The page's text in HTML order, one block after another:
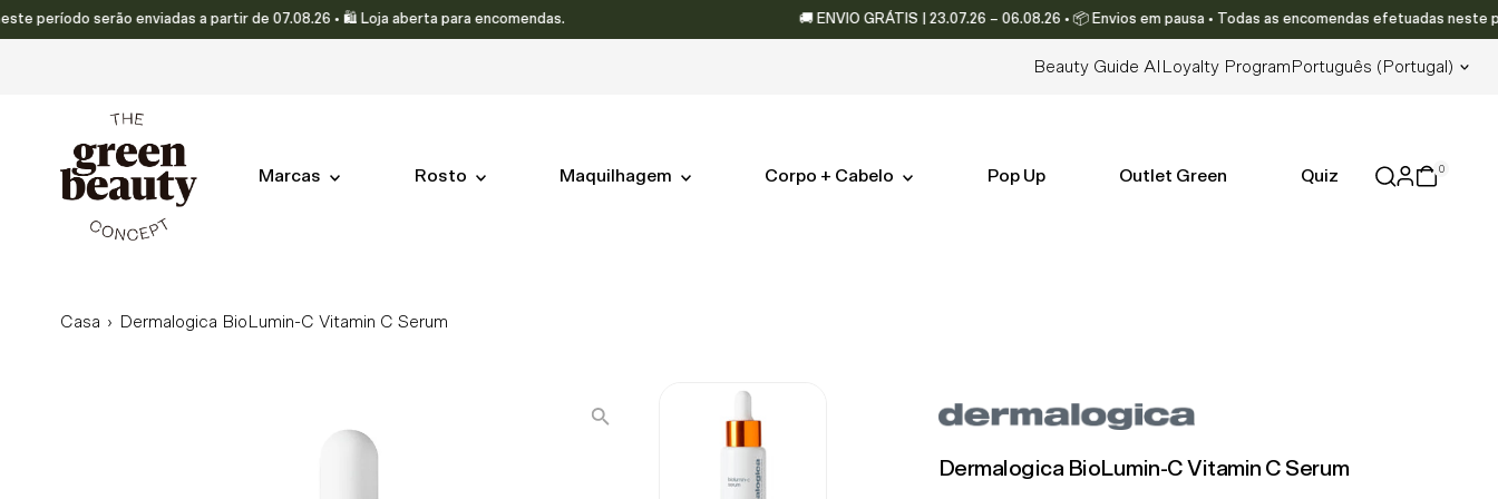
Translation missing: pt-PT.accessibility.skip_to_text
serão enviadas a partir de 07.08.26 • 🛍️ Loja aberta para encomendas. 🚚 ENVIO GRÁTIS | 23.07.26 – 06.08.26 • 📦 Envios em pausa • Todas as encomendas efetuadas neste
Beauty Guide AI Loyalty ProgramPortuguês (portugal)
Marcas Rosto Maquilhagem Corpo + Cabelo Pop Up Outlet Green Quiz 0
Casa › Dermalogica BioLumin-C Vitamin C Serum
Dermalogica BioLumin-C Vitamin C Serum